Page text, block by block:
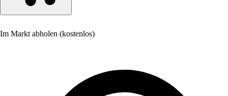
Im Markt abholen (kostenlos)